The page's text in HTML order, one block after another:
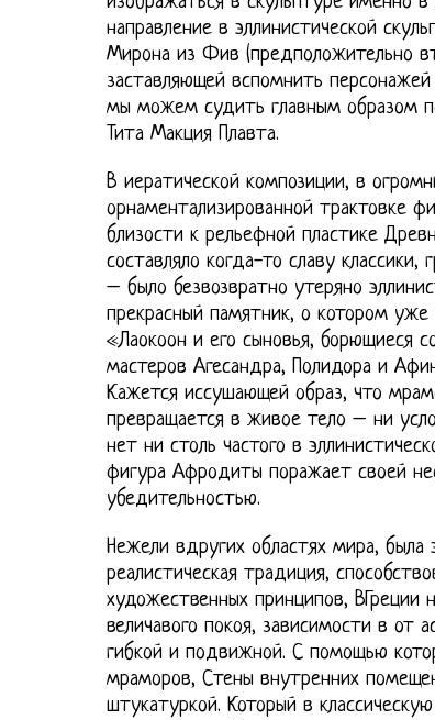
направление в эллинистической
Мирона из Фив (предположительно
заставляющей вспомнить
мы можем судить главным образом
Тита Макция Плавта.
В иератической композиции, в
орнаментализированной трактовке
близости к рельефной пластике
составляло когда-то славу
– было безвозвратно утеряно
прекрасный памятник, о котором уже
«Лаокоон и его сыновья, борющиеся
мастеров Агесандра, Полидора и
Кажется иссушающей образ, что
превращается в живое тело – ни
нет ни столь частого в
фигура Афродиты поражает своей
убедительностью.
Нежели вдругих областях мира, была
реалистическая традиция,
художественных принципов, ВГреции
величавого покоя, зависимости в от
гибкой и подвижной. С помощью
мраморов, Стены внутренних
штукатуркой. Который в